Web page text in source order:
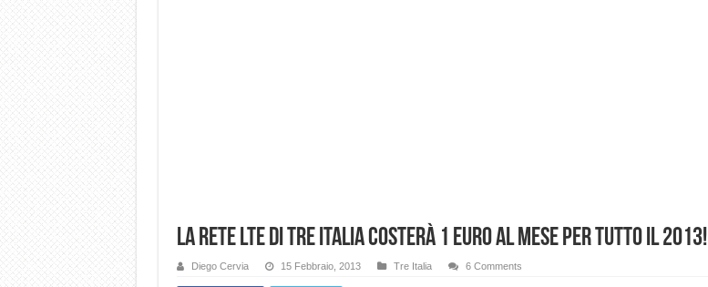
La rete LTE di Tre Italia costerà 1 euro al mese per tutto il 2013!
Diego Cervia 15 Febbraio, 2013 Tre Italia 6 Comments